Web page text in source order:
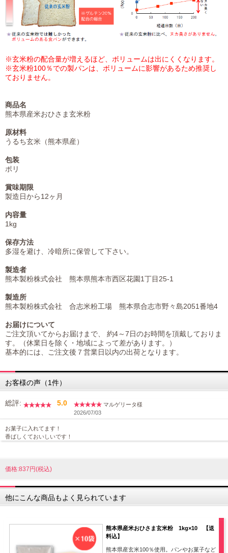
※玄米粉の配合量が増えるほど、ボリュームは出にくくなります。
※玄米粉100％での製パンは、ボリュームに影響があるため推奨し
ておりません。
商品名
熊本県産米おひさま玄米粉
原材料
うるち玄米（熊本県産）
包装
ポリ
賞味期限
製造日から12ヶ月
内容量
1kg
保存方法
多湿を避け、冷暗所に保管して下さい。
製造者
熊本製粉株式会社 熊本県熊本市西区花園1丁目25-1
製造所
熊本製粉株式会社 合志米粉工場 熊本県合志市野々島2051番地4
お届けについて
ご注文頂いてからお届けまで、 約4～7日のお時間を頂戴しておりま
す。（休業日を除く・地域によって差があります。）
基本的には、ご注文後７営業日以内の出荷となります。
お客様の声（1件）
総評: 5.0
マルゲリータ様
2026/07/03
お菓子に入れてます！
香ばしくておいしいです！
価格:837円(税込)
他にこんな商品もよく見られています
熊本県産米おひさま玄米粉 1kg×10 【送
料込】
熊本県産玄米100％使用。パンやお菓子など